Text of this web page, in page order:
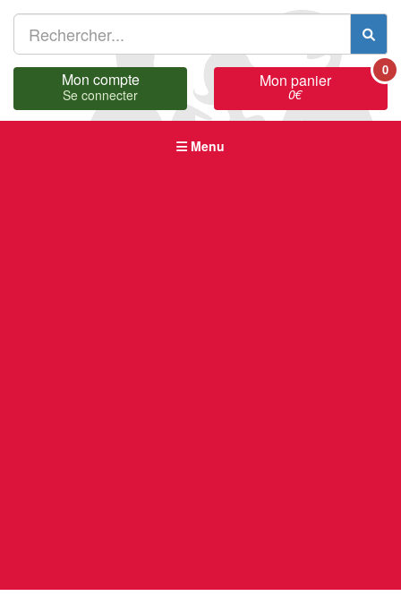
Mon compte
Se connecter
Mon panier
0€
0
Menu